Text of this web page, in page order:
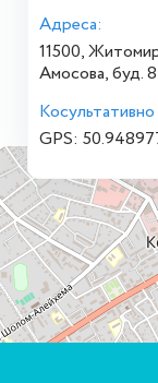
Адреса:
11500,
Амосова, буд. 8
GPS: